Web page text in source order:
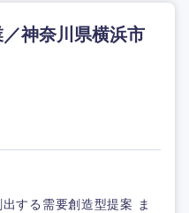
神奈川県横浜市
する需要創造型提案 ま